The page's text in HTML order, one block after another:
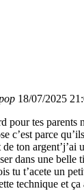
18/07/2025
pour tes parents
c’est parce
ton argent’j’ai
dans une belle
tu t’acete un
technique et ça